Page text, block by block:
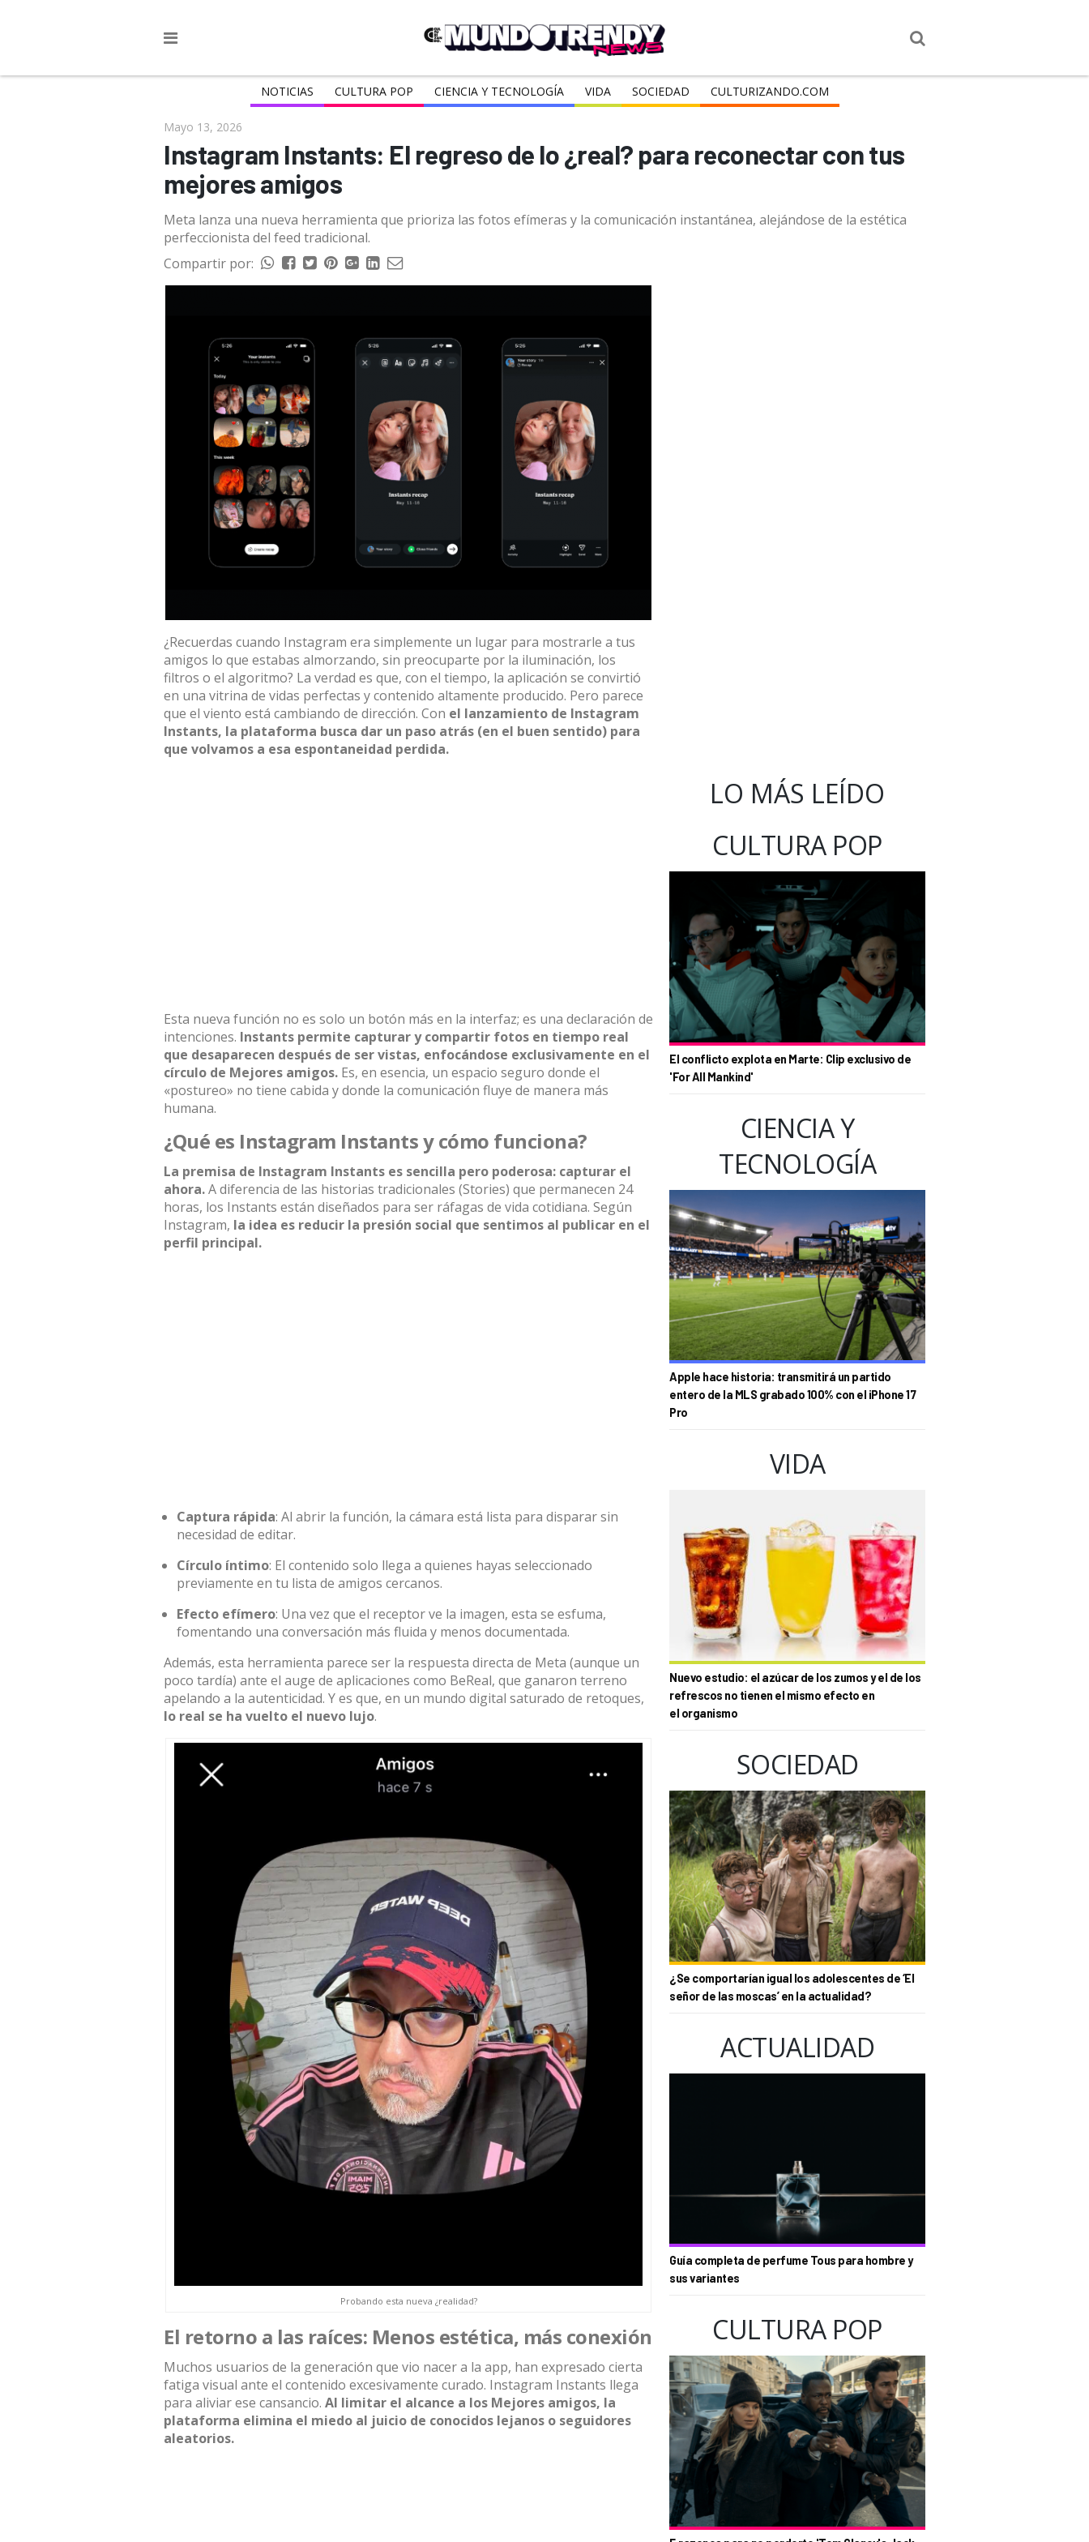
NOTICIAS CULTURA POP CIENCIA Y TECNOLOGÍA VIDA SOCIEDAD CULTURIZANDO.COM
Mayo 13, 2026
Instagram Instants: El regreso de lo ¿real? para reconectar con tus
mejores amigos
Meta lanza una nueva herramienta que prioriza las fotos efímeras y la comunicación instantánea, alejándose de la estética
perfeccionista del feed tradicional.
Compartir por:
¿Recuerdas cuando Instagram era simplemente un lugar para mostrarle a tus
amigos lo que estabas almorzando, sin preocuparte por la iluminación, los
filtros o el algoritmo? La verdad es que, con el tiempo, la aplicación se convirtió
en una vitrina de vidas perfectas y contenido altamente producido. Pero parece
que el viento está cambiando de dirección. Con el lanzamiento de Instagram
Instants, la plataforma busca dar un paso atrás (en el buen sentido) para
que volvamos a esa espontaneidad perdida.
Esta nueva función no es solo un botón más en la interfaz; es una declaración de
intenciones. Instants permite capturar y compartir fotos en tiempo real
que desaparecen después de ser vistas, enfocándose exclusivamente en el
círculo de Mejores amigos. Es, en esencia, un espacio seguro donde el
«postureo» no tiene cabida y donde la comunicación fluye de manera más
humana.
¿Qué es Instagram Instants y cómo funciona?
La premisa de Instagram Instants es sencilla pero poderosa: capturar el
ahora.A diferencia de las historias tradicionales (Stories) que permanecen 24
horas, los Instants están diseñados para ser ráfagas de vida cotidiana. Según
Instagram, la idea es reducir la presión social que sentimos al publicar en el
perfil principal.
Captura rápida: Al abrir la función, la cámara está lista para disparar sin
necesidad de editar.
Círculo íntimo: El contenido solo llega a quienes hayas seleccionado
previamente en tu lista de amigos cercanos.
Efecto efímero: Una vez que el receptor ve la imagen, esta se esfuma,
fomentando una conversación más fluida y menos documentada.
Además, esta herramienta parece ser la respuesta directa de Meta (aunque un
poco tardía) ante el auge de aplicaciones como BeReal, que ganaron terreno
apelando a la autenticidad. Y es que, en un mundo digital saturado de retoques,
lo real se ha vuelto el nuevo lujo.
Probando esta nueva ¿realidad?
El retorno a las raíces: Menos estética, más conexión
Muchos usuarios de la generación que vio nacer a la app, han expresado cierta
fatiga visual ante el contenido excesivamente curado. Instagram Instants llega
para aliviar ese cansancio. Al limitar el alcance a los Mejores amigos, la
plataforma elimina el miedo al juicio de conocidos lejanos o seguidores
aleatorios.
LO MÁS LEÍDO
CULTURA POP
El conflicto explota en Marte: Clip exclusivo de
'For All Mankind'
CIENCIA Y
TECNOLOGÍA
Apple hace historia: transmitirá un partido
entero de la MLS grabado 100% con el iPhone 17
Pro
VIDA
Nuevo estudio: el azúcar de los zumos y el de los
refrescos no tienen el mismo efecto en
el organismo
SOCIEDAD
¿Se comportarían igual los adolescentes de ‘El
señor de las moscas’ en la actualidad?
ACTUALIDAD
Guía completa de perfume Tous para hombre y
sus variantes
CULTURA POP